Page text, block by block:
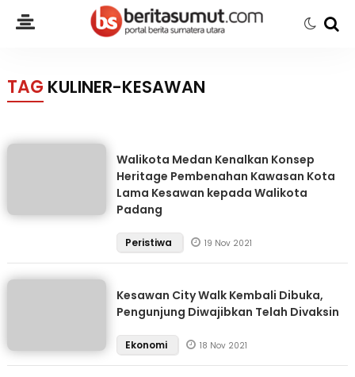
TAG KULINER-KESAWAN
Walikota Medan Kenalkan Konsep
Heritage Pembenahan Kawasan Kota
Lama Kesawan kepada Walikota
Padang
Peristiwa 19 Nov 2021
Kesawan City Walk Kembali Dibuka,
Pengunjung Diwajibkan Telah Divaksin
Ekonomi 18 Nov 2021